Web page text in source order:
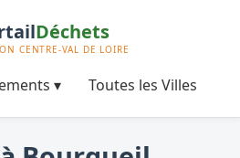
▾ Toutes les Villes